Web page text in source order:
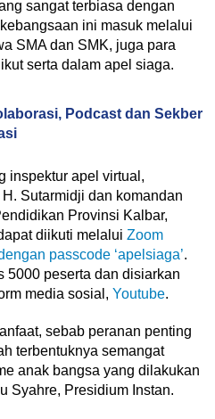
sangat terbiasa dengan
ini masuk melalui
SMA dan SMK, juga para
serta dalam apel siaga.
Podcast dan Sekber
inspektur apel virtual,
Sutarmidji dan komandan
Provinsi Kalbar,
diikuti melalui Zoom
passcode ‘apelsiaga’.
5000 peserta dan disiarkan
media sosial, Youtube.
sebab peranan penting
terbentuknya semangat
anak bangsa yang dilakukan
Syahre, Presidium Instan.